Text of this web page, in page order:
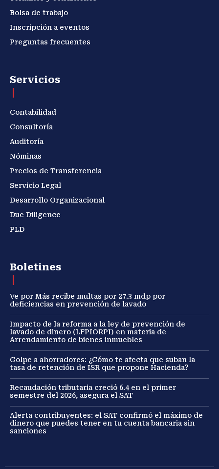
Bolsa de trabajo
Inscripción a eventos
Preguntas frecuentes
Servicios
Contabilidad
Consultoría
Auditoría
Nóminas
Precios de Transferencia
Servicio Legal
Desarrollo Organizacional
Due Diligence
PLD
Boletines
Ve por Más recibe multas por 27.3 mdp por
deficiencias en prevención de lavado
Impacto de la reforma a la ley de prevención de
lavado de dinero (LFPIORPI) en materia de
Arrendamiento de bienes inmuebles
Golpe a ahorradores: ¿Cómo te afecta que suban la
tasa de retención de ISR que propone Hacienda?
Recaudación tributaria creció 6.4 en el primer
semestre del 2026, asegura el SAT
Alerta contribuyentes: el SAT confirmó el máximo de
dinero que puedes tener en tu cuenta bancaria sin
sanciones